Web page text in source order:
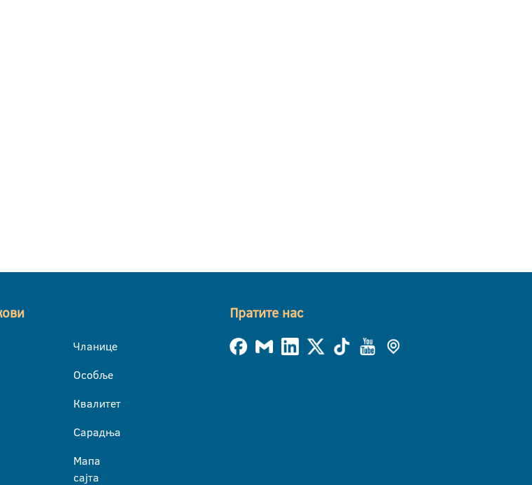
Чланице
Особље
Квалитет
Сарадња
Мапа
сајта
Пратите нас